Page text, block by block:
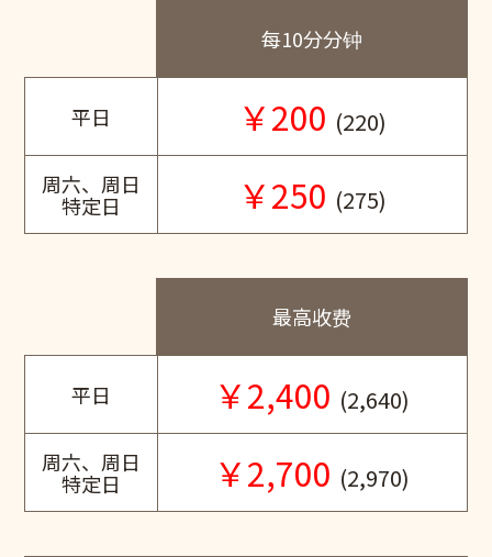
每10分分钟
平日 ￥200 (220)
周六、周日
特定日 ￥250 (275)
最高收费
平日 ￥2,400 (2,640)
周六、周日
特定日 ￥2,700 (2,970)